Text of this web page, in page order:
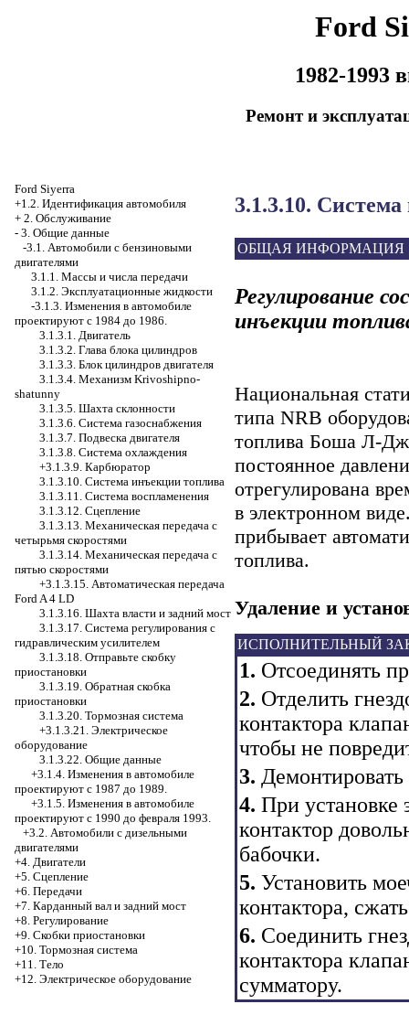
Ford
1982-1993
Ремонт и
Ford Siyerra
+1.2. Идентификация автомобиля
+ 2. Обслуживание
- 3. Общие данные
-3.1. Автомобили с бензиновыми
двигателями
3.1.1. Массы и числа передачи
3.1.2. Эксплуатационные жидкости
-3.1.3. Изменения в автомобиле
проектируют с 1984 до 1986.
3.1.3.1. Двигатель
3.1.3.2. Глава блока цилиндров
3.1.3.3. Блок цилиндров двигателя
3.1.3.4. Механизм Krivoshipno-
shatunny
3.1.3.5. Шахта склонности
3.1.3.6. Система газоснабжения
3.1.3.7. Подвеска двигателя
3.1.3.8. Система охлаждения
+3.1.3.9. Карбюратор
3.1.3.10. Система инъекции топлива
3.1.3.11. Система воспламенения
3.1.3.12. Сцепление
3.1.3.13. Механическая передача с
четырьмя скоростями
3.1.3.14. Механическая передача с
пятью скоростями
+3.1.3.15. Автоматическая передача
Ford A 4 LD
3.1.3.16. Шахта власти и задний мост
3.1.3.17. Система регулирования с
гидравлическим усилителем
3.1.3.18. Отправьте скобку
приостановки
3.1.3.19. Обратная скобка
приостановки
3.1.3.20. Тормозная система
+3.1.3.21. Электрическое
оборудование
3.1.3.22. Общие данные
+3.1.4. Изменения в автомобиле
проектируют с 1987 до 1989.
+3.1.5. Изменения в автомобиле
проектируют с 1990 до февраля 1993.
+3.2. Автомобили с дизельными
двигателями
+4. Двигатели
+5. Сцепление
+6. Передачи
+7. Карданный вал и задний мост
+8. Регулирование
+9. Скобки приостановки
+10. Тормозная система
+11. Тело
+12. Электрическое оборудование
3.1.3.10.
ОБЩАЯ ИНФОРМАЦИЯ
Регулирование
инъекции
Национальная
типа NRB
топлива Боша Л-
постоянное
отрегулирована
в электронном
прибывает
топлива.
Удаление и
ИСПОЛНИТЕЛЬНЫЙ
1. Отсоединять
2. Отделить
контактора
чтобы не
3.
4. При установке
контактор
бабочки.
5. Установить
контактора,
6. Соединить
контактора
сумматору.